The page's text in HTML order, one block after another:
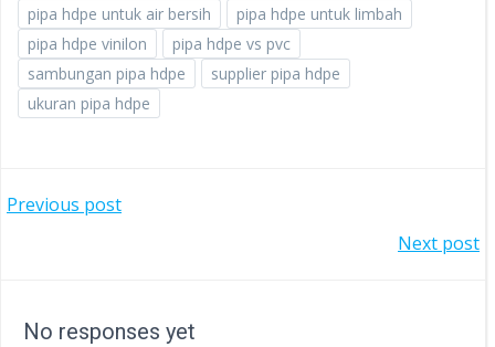
pipa hdpe untuk air bersih
pipa hdpe untuk limbah
pipa hdpe vinilon
pipa hdpe vs pvc
sambungan pipa hdpe
supplier pipa hdpe
ukuran pipa hdpe
POST
Previous post
Next post
No responses yet